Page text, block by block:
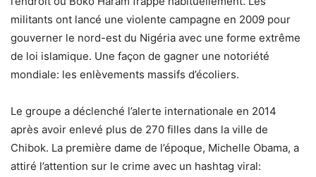
militants ont lancé une violente campagne en 2009 pour
gouverner le nord-est du Nigéria avec une forme extrême
de loi islamique. Une façon de gagner une notoriété
mondiale: les enlèvements massifs d’écoliers.
Le groupe a déclenché l’alerte internationale en 2014
après avoir enlevé plus de 270 filles dans la ville de
Chibok. La première dame de l’époque, Michelle Obama, a
attiré l’attention sur le crime avec un hashtag viral: